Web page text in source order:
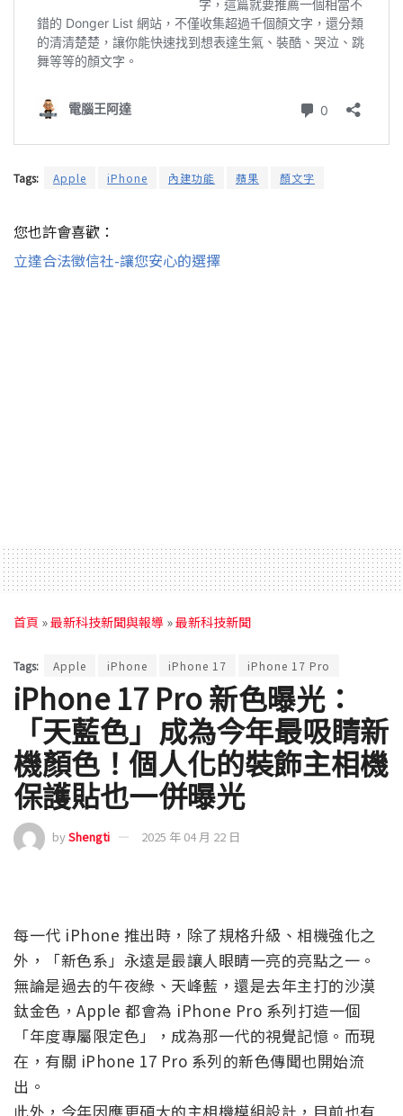
Tags: Apple iPhone 內建功能 蘋果 顏文字
您也許會喜歡：
立達合法徵信社-讓您安心的選擇
首頁 »最新科技新聞與報導 »最新科技新聞
Tags: Apple iPhone iPhone 17 iPhone 17 Pro
iPhone 17 Pro 新色曝光：
「天藍色」成為今年最吸睛新
機顏色！個人化的裝飾主相機
保護貼也一併曝光
byShengti 2025 年 04 月 22 日
每一代 iPhone 推出時，除了規格升級、相機強化之
外，「新色系」永遠是最讓人眼睛一亮的亮點之一。
無論是過去的午夜綠、天峰藍，還是去年主打的沙漠
鈦金色，Apple 都會為 iPhone Pro 系列打造一個
「年度專屬限定色」，成為那一代的視覺記憶。而現
在，有關 iPhone 17 Pro 系列的新色傳聞也開始流
出。
此外，今年因應更碩大的主相機模組設計，目前也有